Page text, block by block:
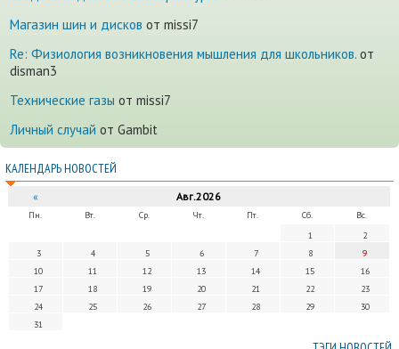
Магазин шин и дисков от missi7
Re: Физиология возникновения мышления для школьников. от
disman3
Технические газы от missi7
Личный случай от Gambit
КАЛЕНДАРЬ НОВОСТЕЙ
« Авг.2026
Пн. Вт. Ср. Чт. Пт. Сб.
Вс.
1
2
3
4 5 6 7 8
9
10
11 12 13 14 15
16
17
18 19 20 21 22
23
24
25 26 27 28 29
30
31